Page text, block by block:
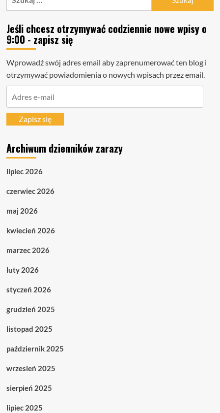
Jeśli chcesz otrzymywać codziennie nowe wpisy o
9:00 - zapisz się
Wprowadź swój adres email aby zaprenumerować ten blog i
otrzymywać powiadomienia o nowych wpisach przez email.
mailZapisz się
Archiwum dzienników zarazy
lipiec 2026
czerwiec 2026
maj 2026
kwiecień 2026
marzec 2026
luty 2026
styczeń 2026
grudzień 2025
listopad 2025
październik 2025
wrzesień 2025
sierpień 2025
lipiec 2025